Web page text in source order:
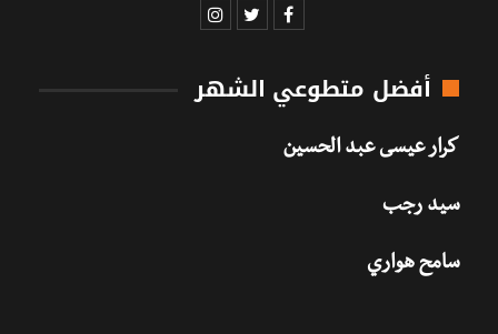
أفضل متطوعي الشهر
كرار عيسى عبد الحسين
سيد رجب
سامح هواري